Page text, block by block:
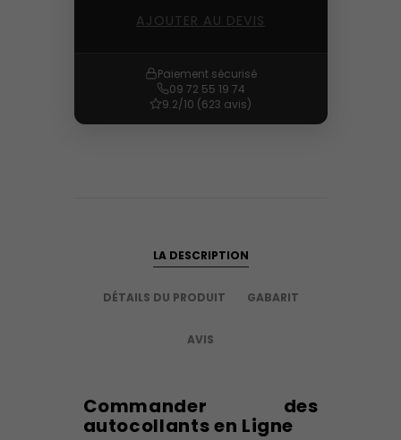
AJOUTER AU DEVIS
Paiement sécurisé
09 72 55 19 74
9.2/10 (623 avis)
LA DESCRIPTION
DÉTAILS DU PRODUIT GABARIT
AVIS
Commander des
autocollants en Ligne